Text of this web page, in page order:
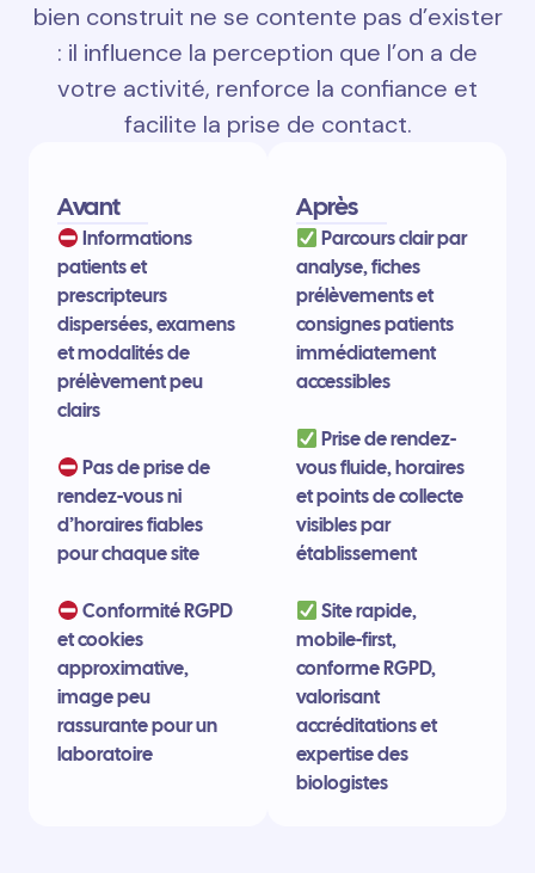
bien construit ne se contente pas d’exister
: il influence la perception que l’on a de
votre activité, renforce la confiance et
facilite la prise de contact.
Avant
Informations
patients et
prescripteurs
dispersées, examens
et modalités de
prélèvement peu
clairs
Pas de prise de
rendez-vous ni
d’horaires fiables
pour chaque site
Conformité RGPD
et cookies
approximative,
image peu
rassurante pour un
laboratoire
Après
Parcours clair par
analyse, fiches
prélèvements et
consignes patients
immédiatement
accessibles
Prise de rendez-
vous fluide, horaires
et points de collecte
visibles par
établissement
Site rapide,
mobile-first,
conforme RGPD,
valorisant
accréditations et
expertise des
biologistes